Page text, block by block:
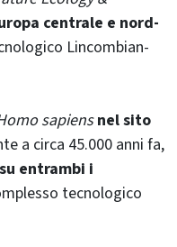
centrale e nord-
Lincombian-
sapiensnel sito
a circa 45.000 anni fa,
entrambi i
tecnologico